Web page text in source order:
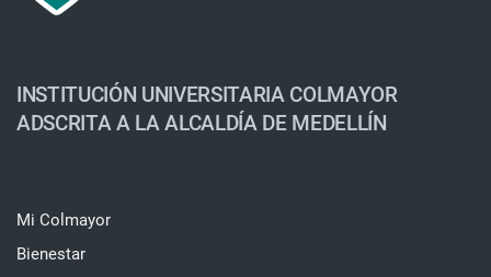
INSTITUCIÓN UNIVERSITARIA COLMAYOR
ADSCRITA A LA ALCALDÍA DE MEDELLÍN
Mi Colmayor
Bienestar